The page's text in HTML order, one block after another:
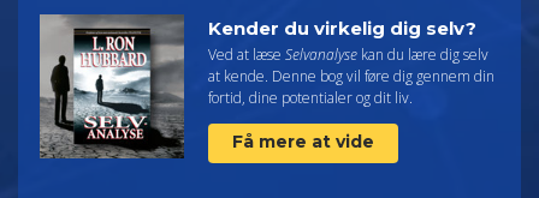
Kender du virkelig dig selv?
Ved at læse Selvanalyse kan du lære dig selv
at kende. Denne bog vil føre dig gennem din
fortid, dine potentialer og dit liv.
Få mere at vide